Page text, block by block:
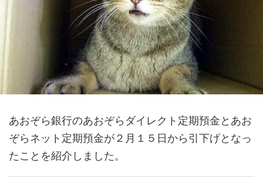
あおぞら銀行のあおぞらダイレクト定期預金とあお
ぞらネット定期預金が２月１５日から引下げとなっ
たことを紹介しました。